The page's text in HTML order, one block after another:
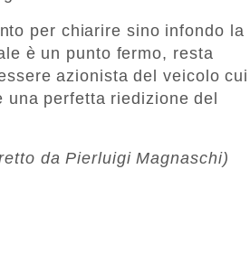
per chiarire sino infondo la
è un punto fermo, resta
azionista del veicolo cui
perfetta riedizione del
da Pierluigi Magnaschi)